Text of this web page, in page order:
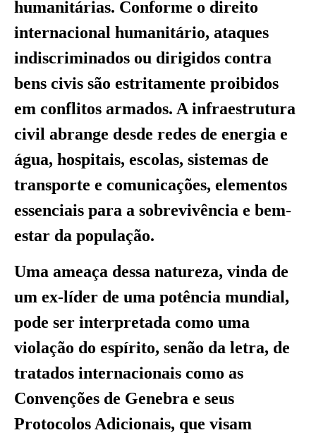
humanitárias. Conforme o direito
internacional humanitário, ataques
indiscriminados ou dirigidos contra
bens civis são estritamente proibidos
em conflitos armados. A infraestrutura
civil abrange desde redes de energia e
água, hospitais, escolas, sistemas de
transporte e comunicações, elementos
essenciais para a sobrevivência e bem-
estar da população.
Uma ameaça dessa natureza, vinda de
um ex-líder de uma potência mundial,
pode ser interpretada como uma
violação do espírito, senão da letra, de
tratados internacionais como as
Convenções de Genebra e seus
Protocolos Adicionais, que visam